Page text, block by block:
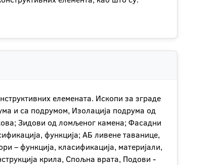
елемената. Ископи за зграде
и са подрумом, Изолација подрума од
Зидови од ломљеног камена; Фaсадни
функција; АБ ливене таванице,
– функција, класификација, материјали,
крила, Спољна врата, Подови -